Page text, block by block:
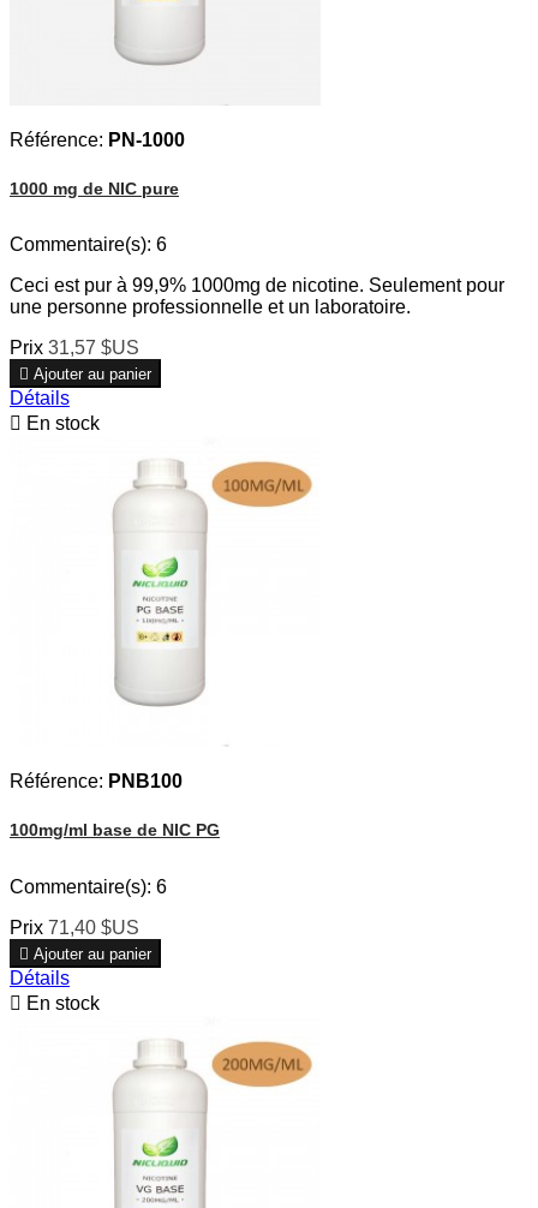
Référence: PN-1000
1000 mg de NIC pure
Commentaire(s): 6
Ceci est pur à 99,9% 1000mg de nicotine. Seulement pour
une personne professionnelle et un laboratoire.
Prix 31,57 $US
 Ajouter au panier
Détails
 En stock
Référence: PNB100
100mg/ml base de NIC PG
Commentaire(s): 6
Prix 71,40 $US
 Ajouter au panier
Détails
 En stock